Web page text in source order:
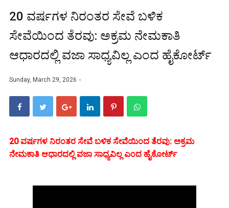
20 ವರ್ಷಗಳ ನಿರಂತರ ಸೇವೆ ಬಳಿಕ
ಸೇವೆಯಿಂದ ತೆರವು: ಅಕ್ರಮ ನೇಮಕಾತಿ
ಆಧಾರದಲ್ಲಿ ವಜಾ ಸಾಧ್ಯವಿಲ್ಲ ಎಂದ ಹೈಕೋರ್ಟ್
Sunday, March 29, 2026
20 ವರ್ಷಗಳ ನಿರಂತರ ಸೇವೆ ಬಳಿಕ ಸೇವೆಯಿಂದ ತೆರವು: ಅಕ್ರಮ
ನೇಮಕಾತಿ ಆಧಾರದಲ್ಲಿ ವಜಾ ಸಾಧ್ಯವಿಲ್ಲ ಎಂದ ಹೈಕೋರ್ಟ್